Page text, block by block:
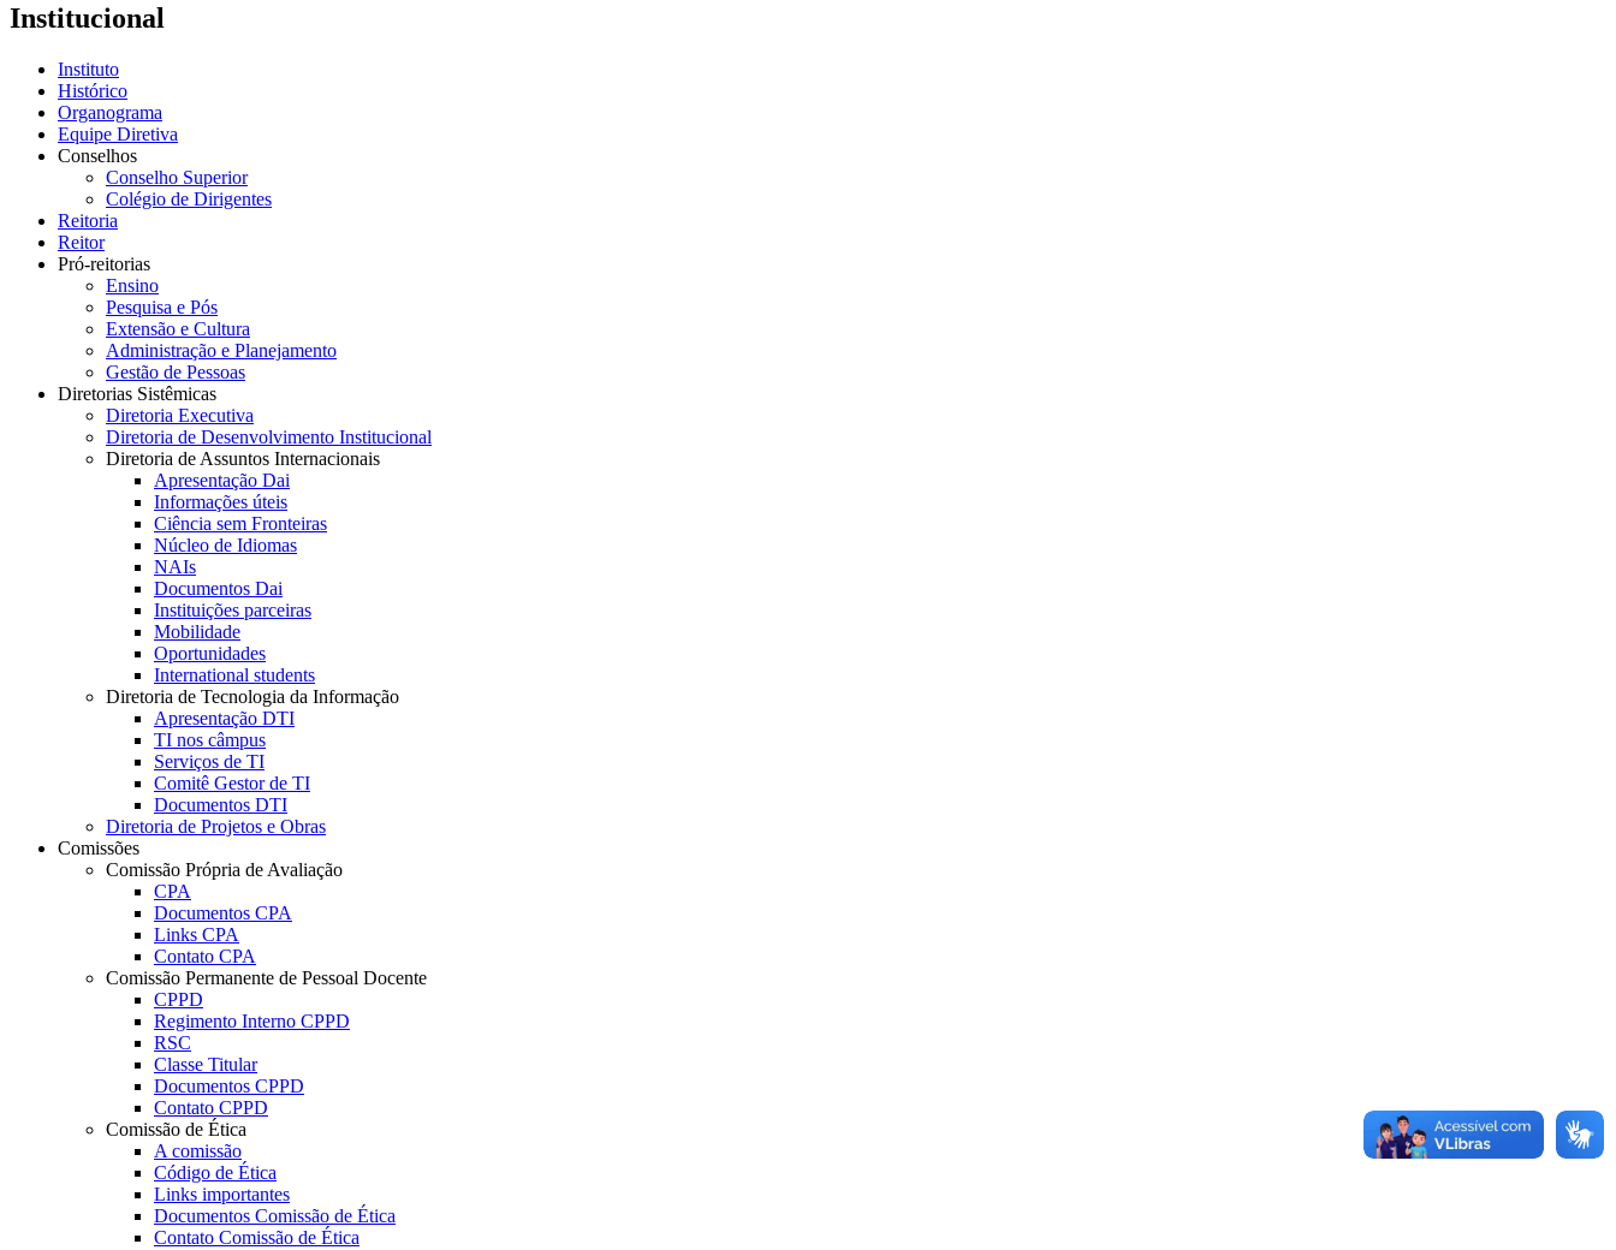
Institucional
Instituto
Histórico
Organograma
Equipe Diretiva
Conselhos
Conselho Superior
Colégio de Dirigentes
Reitoria
Reitor
Pró-reitorias
Ensino
Pesquisa e Pós
Extensão e Cultura
Administração e Planejamento
Gestão de Pessoas
Diretorias Sistêmicas
Diretoria Executiva
Diretoria de Desenvolvimento Institucional
Diretoria de Assuntos Internacionais
Apresentação Dai
Informações úteis
Ciência sem Fronteiras
Núcleo de Idiomas
NAIs
Documentos Dai
Instituições parceiras
Mobilidade
Oportunidades
International students
Diretoria de Tecnologia da Informação
Apresentação DTI
TI nos câmpus
Serviços de TI
Comitê Gestor de TI
Documentos DTI
Diretoria de Projetos e Obras
Comissões
Comissão Própria de Avaliação
CPA
Documentos CPA
Links CPA
Contato CPA
Comissão Permanente de Pessoal Docente
CPPD
Regimento Interno CPPD
RSC
Classe Titular
Documentos CPPD
Contato CPPD
Comissão de Ética
A comissão
Código de Ética
Links importantes
Documentos Comissão de Ética
Contato Comissão de Ética